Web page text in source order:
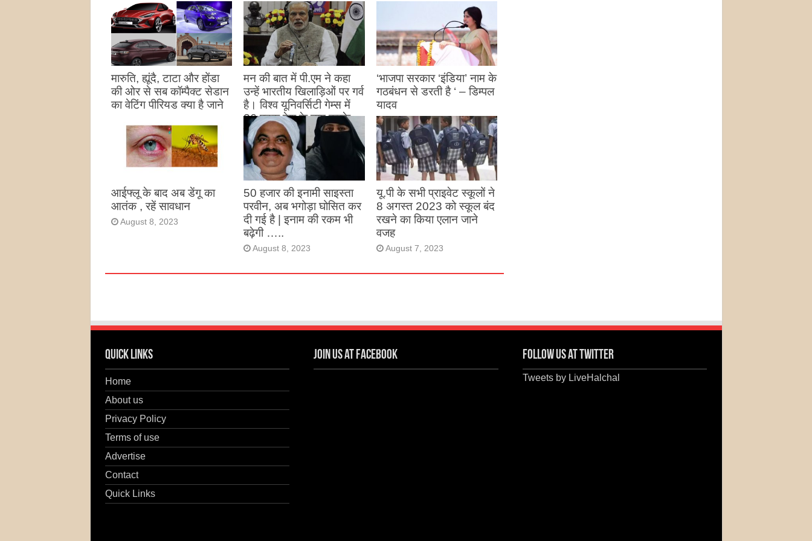
मारुति, ह्यूंदै, टाटा और होंडा
की ओर से सब कॉम्पैक्ट सेडान
का वेटिंग पीरियड क्या है जाने
मन की बात में पी.एम ने कहा
उन्हें भारतीय खिलाड़िओं पर गर्व
है। विश्व यूनिवर्सिटी गेम्स में
26 पदक देश के नाम करके
उन्होंने देश का नाम रोशन किया
है
August 27, 2023
‘भाजपा सरकार ‘इंडिया’ नाम के
गठबंधन से डरती है ‘ – डिम्पल
यादव
August 26, 2023
आईफ्लू के बाद अब डेंगू का
आतंक , रहें सावधान
August 8, 2023
50 हजार की इनामी साइस्ता
परवीन, अब भगोड़ा घोसित कर
दी गई है | इनाम की रकम भी
बढ़ेगी …..
August 8, 2023
यू.पी के सभी प्राइवेट स्कूलों ने
8 अगस्त 2023 को स्कूल बंद
रखने का किया एलान जाने
वजह
August 7, 2023
Quick Links
Home
About us
Privacy Policy
Terms of use
Advertise
Contact
Quick Links
Join us at Facebook Follow us at Twitter
Tweets by LiveHalchal